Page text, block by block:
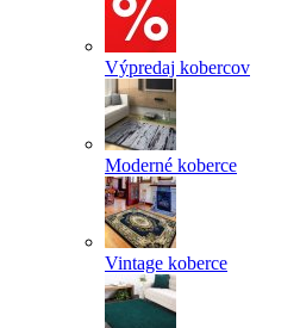
Výpredaj kobercov
Moderné koberce
Vintage koberce